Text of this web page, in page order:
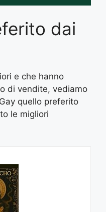
dai
e che hanno
di vendite, vediamo
quello preferito
le migliori